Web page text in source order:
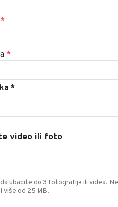
*
*
video ili foto
ubacite do 3 fotografije ili videa. Ne
više od 25 MB.